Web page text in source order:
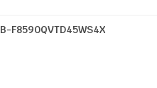
B-F8590QVTD45WS4X